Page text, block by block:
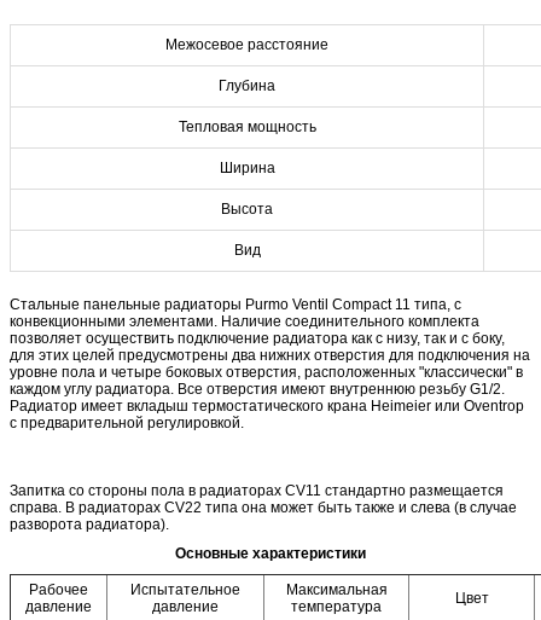
Межосевое расстояние
Глубина
Тепловая мощность
Ширина
Высота
Вид
Стальные панельные радиаторы Purmo Ventil Compact 11 типа, с
конвекционными элементами. Наличие соединительного комплекта
позволяет осуществить подключение радиатора как с низу, так и с боку,
для этих целей предусмотрены два нижних отверстия для подключения на
уровне пола и четыре боковых отверстия, расположенных "классически" в
каждом углу радиатора. Все отверстия имеют внутреннюю резьбу G1/2.
Радиатор имеет вкладыш термостатического крана Heimeier или Oventrop
с предварительной регулировкой.
Запитка со стороны пола в радиаторах CV11 стандартно размещается
справа. В радиаторах CV22 типа она может быть также и слева (в случае
разворота радиатора).
Основные характеристики
Рабочее
давление
Испытательное
давление
Максимальная
температура
Цвет